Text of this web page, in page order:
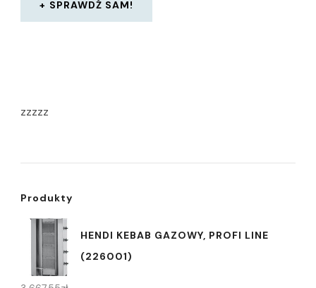
SPRAWDŹ SAM!
zzzzz
Produkty
HENDI KEBAB GAZOWY, PROFI LINE
(226001)